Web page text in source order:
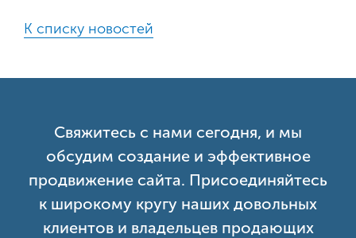
К списку новостей
Свяжитесь с нами сегодня, и мы
обсудим создание и эффективное
продвижение сайта. Присоединяйтесь
к широкому кругу наших довольных
клиентов и владельцев продающих